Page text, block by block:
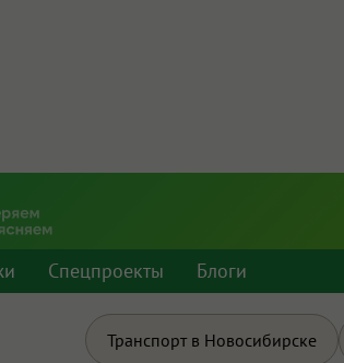
Спецпроекты Блоги
Транспорт в Новосибирске